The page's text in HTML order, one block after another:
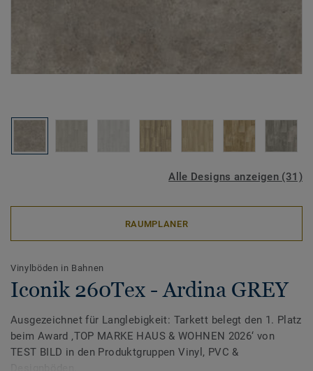
Alle Designs anzeigen (31)
RAUMPLANER
Vinylböden in Bahnen
Iconik 260Tex - Ardina GREY
Ausgezeichnet für Langlebigkeit: Tarkett belegt den 1. Platz
beim Award ‚TOP MARKE HAUS & WOHNEN 2026‘ von
TEST BILD in den Produktgruppen Vinyl, PVC &